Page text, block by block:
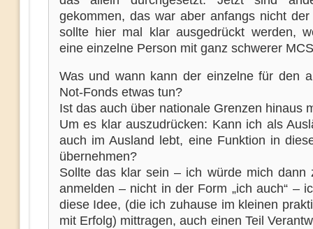
gekommen, das war aber anfangs nicht
sollte hier mal klar ausgedrückt werden,
eine einzelne Person mit ganz schwerer
Was und wann kann der einzelne für den
Not-Fonds etwas tun?
Ist das auch über nationale Grenzen hinaus
Um es klar auszudrücken: Kann ich als
auch im Ausland lebt, eine Funktion in
übernehmen?
Sollte das klar sein – ich würde mich dann
anmelden – nicht in der Form „ich auch“ –
diese Idee, (die ich zuhause im kleinen
mit Erfolg) mittragen, auch einen Teil